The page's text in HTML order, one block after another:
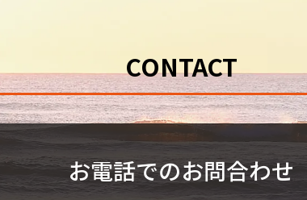
CONTACT
お電話でのお問合わせ